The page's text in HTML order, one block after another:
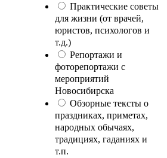
Практические советы
для жизни (от врачей,
юристов, психологов и
т.д.)
Репортажи и
фоторепортажи с
мероприятий
Новосибирска
Обзорные тексты о
праздниках, приметах,
народных обычаях,
традициях, гаданиях и
т.п.